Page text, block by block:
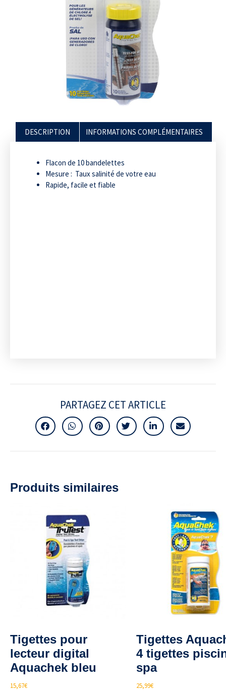
DESCRIPTION INFORMATIONS COMPLÉMENTAIRES
Flacon de 10 bandelettes
Mesure : Taux salinité de votre eau
Rapide, facile et fiable
PARTAGEZ CET ARTICLE
Produits similaires
Tigettes pour
lecteur digital
Aquachek bleu
15,67€
Tigettes
4 tigettes
spa
25,99€